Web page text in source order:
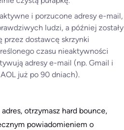
i porzucone adresy e-mail,
ludzi, a później zostały
przez dostawcę skrzynki
czasu nieaktywności
adresy e-mail (np. Gmail i
już po 90 dniach).
otrzymasz hard bounce,
powiadomieniem o